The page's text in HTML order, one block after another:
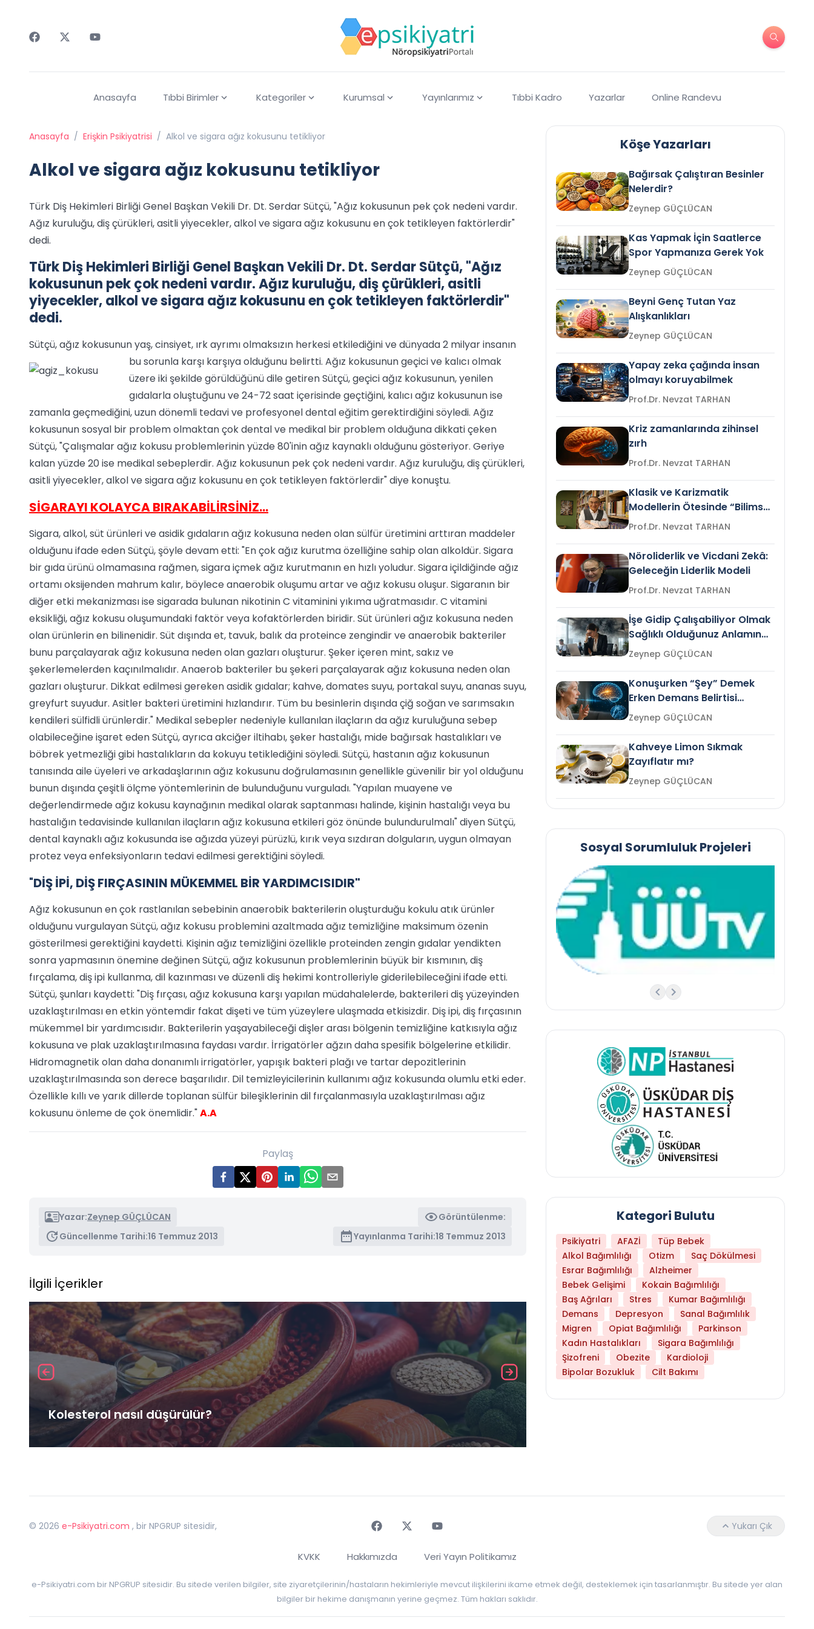
Anasayfa Tıbbi Birimler Kategoriler Kurumsal Yayınlarımız Tıbbi Kadro Yazarlar Online Randevu
Anasayfa / Erişkin Psikiyatrisi / Alkol ve sigara ağız kokusunu tetikliyor
Alkol ve sigara ağız kokusunu tetikliyor
Türk Diş Hekimleri Birliği Genel Başkan Vekili Dr. Dt. Serdar Sütçü, "Ağız kokusunun pek çok nedeni vardır.
Ağız kuruluğu, diş çürükleri, asitli yiyecekler, alkol ve sigara ağız kokusunu en çok tetikleyen faktörlerdir"
dedi.
Türk Diş Hekimleri Birliği Genel Başkan Vekili Dr. Dt. Serdar Sütçü, "Ağız
kokusunun pek çok nedeni vardır. Ağız kuruluğu, diş çürükleri, asitli
yiyecekler, alkol ve sigara ağız kokusunu en çok tetikleyen faktörlerdir"
dedi.
Sütçü, ağız kokusunun yaş, cinsiyet, ırk ayrımı olmaksızın herkesi etkilediğini ve dünyada 2 milyar insanın
bu sorunla karşı karşıya olduğunu belirtti. Ağız kokusunun geçici ve kalıcı olmak
üzere iki şekilde görüldüğünü dile getiren Sütçü, geçici ağız kokusunun, yenilen
gıdalarla oluştuğunu ve 24-72 saat içerisinde geçtiğini, kalıcı ağız kokusunun ise
zamanla geçmediğini, uzun dönemli tedavi ve profesyonel dental eğitim gerektirdiğini söyledi. Ağız
kokusunun sosyal bir problem olmaktan çok dental ve medikal bir problem olduğuna dikkati çeken
Sütçü, "Çalışmalar ağız kokusu problemlerinin yüzde 80'inin ağız kaynaklı olduğunu gösteriyor. Geriye
kalan yüzde 20 ise medikal sebeplerdir. Ağız kokusunun pek çok nedeni vardır. Ağız kuruluğu, diş çürükleri,
asitli yiyecekler, alkol ve sigara ağız kokusunu en çok tetikleyen faktörlerdir" diye konuştu.
SİGARAYI KOLAYCA BIRAKABİLİRSİNİZ...
Sigara, alkol, süt ürünleri ve asidik gıdaların ağız kokusuna neden olan sülfür üretimini arttıran maddeler
olduğunu ifade eden Sütçü, şöyle devam etti: "En çok ağız kurutma özelliğine sahip olan alkoldür. Sigara
bir gıda ürünü olmamasına rağmen, sigara içmek ağız kurutmanın en hızlı yoludur. Sigara içildiğinde ağız
ortamı oksijenden mahrum kalır, böylece anaerobik oluşumu artar ve ağız kokusu oluşur. Sigaranın bir
diğer etki mekanizması ise sigarada bulunan nikotinin C vitaminini yıkıma uğratmasıdır. C vitamini
eksikliği, ağız kokusu oluşumundaki faktör veya kofaktörlerden biridir. Süt ürünleri ağız kokusuna neden
olan ürünlerin en bilinenidir. Süt dışında et, tavuk, balık da proteince zengindir ve anaerobik bakteriler
bunu parçalayarak ağız kokusuna neden olan gazları oluşturur. Şeker içeren mint, sakız ve
şekerlemelerden kaçınılmalıdır. Anaerob bakteriler bu şekeri parçalayarak ağız kokusuna neden olan
gazları oluşturur. Dikkat edilmesi gereken asidik gıdalar; kahve, domates suyu, portakal suyu, ananas suyu,
greyfurt suyudur. Asitler bakteri üretimini hızlandırır. Tüm bu besinlerin dışında çiğ soğan ve sarımsakın
kendileri sülfidli ürünlerdir." Medikal sebepler nedeniyle kullanılan ilaçların da ağız kuruluğuna sebep
olabileceğine işaret eden Sütçü, ayrıca akciğer iltihabı, şeker hastalığı, mide bağırsak hastalıkları ve
böbrek yetmezliği gibi hastalıkların da kokuyu tetiklediğini söyledi. Sütçü, hastanın ağız kokusunun
tanısında aile üyeleri ve arkadaşlarının ağız kokusunu doğrulamasının genellikle güvenilir bir yol olduğunu
bunun dışında çeşitli ölçme yöntemlerinin de bulunduğunu vurguladı. "Yapılan muayene ve
değerlendirmede ağız kokusu kaynağının medikal olarak saptanması halinde, kişinin hastalığı veya bu
hastalığın tedavisinde kullanılan ilaçların ağız kokusuna etkileri göz önünde bulundurulmalı" diyen Sütçü,
dental kaynaklı ağız kokusunda ise ağızda yüzeyi pürüzlü, kırık veya sızdıran dolguların, uygun olmayan
protez veya enfeksiyonların tedavi edilmesi gerektiğini söyledi.
"DİŞ İPİ, DİŞ FIRÇASININ MÜKEMMEL BİR YARDIMCISIDIR"
Ağız kokusunun en çok rastlanılan sebebinin anaerobik bakterilerin oluşturduğu kokulu atık ürünler
olduğunu vurgulayan Sütçü, ağız kokusu problemini azaltmada ağız temizliğine maksimum özenin
gösterilmesi gerektiğini kaydetti. Kişinin ağız temizliğini özellikle proteinden zengin gıdalar yendikten
sonra yapmasının önemine değinen Sütçü, ağız kokusunun problemlerinin büyük bir kısmının, diş
fırçalama, diş ipi kullanma, dil kazınması ve düzenli diş hekimi kontrolleriyle giderilebileceğini ifade etti.
Sütçü, şunları kaydetti: "Diş fırçası, ağız kokusuna karşı yapılan müdahalelerde, bakterileri diş yüzeyinden
uzaklaştırılması en etkin yöntemdir fakat dişeti ve tüm yüzeylere ulaşmada etkisizdir. Diş ipi, diş fırçasının
mükemmel bir yardımcısıdır. Bakterilerin yaşayabileceği dişler arası bölgenin temizliğine katkısıyla ağız
kokusuna ve plak uzaklaştırılmasına faydası vardır. İrrigatörler ağzın daha spesifik bölgelerine etkilidir.
Hidromagnetik olan daha donanımlı irrigatörler, yapışık bakteri plağı ve tartar depozitlerinin
uzaklaştırılmasında son derece başarılıdır. Dil temizleyicilerinin kullanımı ağız kokusunda olumlu etki eder.
Özellikle kıllı ve yarık dillerde toplanan sülfür bileşiklerinin dil fırçalanmasıyla uzaklaştırılması ağız
kokusunu önleme de çok önemlidir."A.A
Paylaş
Yazar:Zeynep GÜÇLÜCAN
Görüntülenme:
Güncellenme Tarihi:16 Temmuz 2013 Yayınlanma Tarihi:18 Temmuz 2013
İlgili İçerikler
Kolesterol nasıl düşürülür?
Köşe Yazarları
Bağırsak Çalıştıran Besinler
Nelerdir?
Zeynep GÜÇLÜCAN
Kas Yapmak İçin Saatlerce
Spor Yapmanıza Gerek Yok
Zeynep GÜÇLÜCAN
Beyni Genç Tutan Yaz
Alışkanlıkları
Zeynep GÜÇLÜCAN
Yapay zeka çağında insan
olmayı koruyabilmek
Prof.Dr. Nevzat TARHAN
Kriz zamanlarında zihinsel
zırh
Prof.Dr. Nevzat TARHAN
Klasik ve Karizmatik
Modellerin Ötesinde “Bilimsel
Liderlik”
Prof.Dr. Nevzat TARHAN
Nöroliderlik ve Vicdani Zekâ:
Geleceğin Liderlik Modeli
Prof.Dr. Nevzat TARHAN
İşe Gidip Çalışabiliyor Olmak
Sağlıklı Olduğunuz Anlamına
Gelir mi?Zeynep GÜÇLÜCAN
Konuşurken “Şey” Demek
Erken Demans Belirtisi
Olabilir mi?Zeynep GÜÇLÜCAN
Kahveye Limon Sıkmak
Zayıflatır mı?
Zeynep GÜÇLÜCAN
Sosyal Sorumluluk Projeleri
Kategori Bulutu
Psikiyatri AFAZİ
Tüp Bebek
Alkol Bağımlılığı
Otizm
Saç Dökülmesi
Esrar Bağımlılığı
Alzheimer
Bebek Gelişimi
Kokain Bağımlılığı
Baş Ağrıları
Stres
Kumar Bağımlılığı
Demans
Depresyon
Sanal Bağımlılık
Migren
Opiat Bağımlılığı
Parkinson
Kadın Hastalıkları
Sigara Bağımlılığı
Şizofreni
Obezite
Kardioloji
Bipolar Bozukluk
Cilt Bakımı
© 2026 e-Psikiyatri.com , bir NPGRUP sitesidir, Yukarı Çık
KVKK Hakkımızda Veri Yayın Politikamız
e-Psikiyatri.com bir NPGRUP sitesidir. Bu sitede verilen bilgiler, site ziyaretçilerinin/hastaların hekimleriyle mevcut ilişkilerini ikame etmek değil, desteklemek için tasarlanmıştır. Bu sitede yer alan
bilgiler bir hekime danışmanın yerine geçmez. Tüm hakları saklıdır.